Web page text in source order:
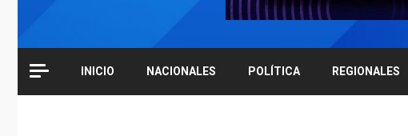
INICIO NACIONALES POLÍTICA REGIONALES